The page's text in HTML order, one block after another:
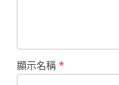
顯示名稱 *